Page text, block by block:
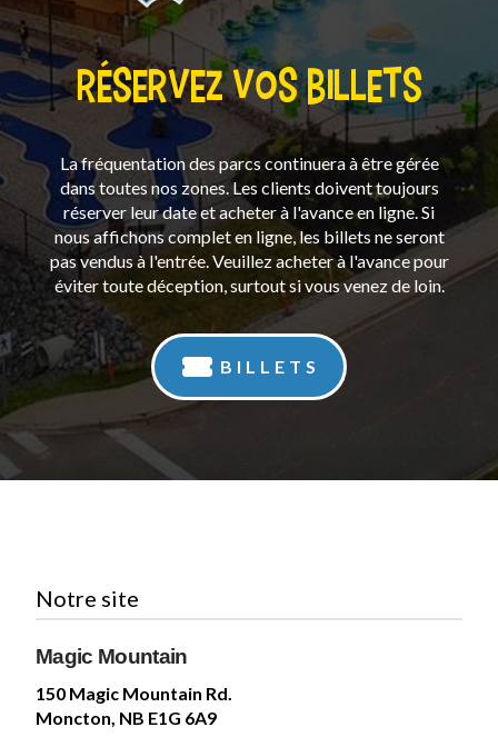
RÉSERVEZ VOS BILLETS
La fréquentation des parcs continuera à être gérée
dans toutes nos zones. Les clients doivent toujours
réserver leur date et acheter à l'avance en ligne. Si
nous affichons complet en ligne, les billets ne seront
pas vendus à l'entrée. Veuillez acheter à l'avance pour
éviter toute déception, surtout si vous venez de loin.
BILLETS
Notre site
Magic Mountain
150 Magic Mountain Rd.
Moncton, NB E1G 6A9